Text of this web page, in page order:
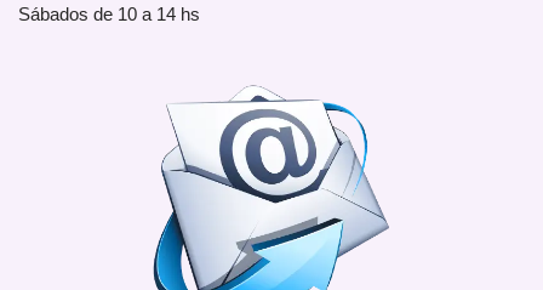
Sábados de 10 a 14 hs